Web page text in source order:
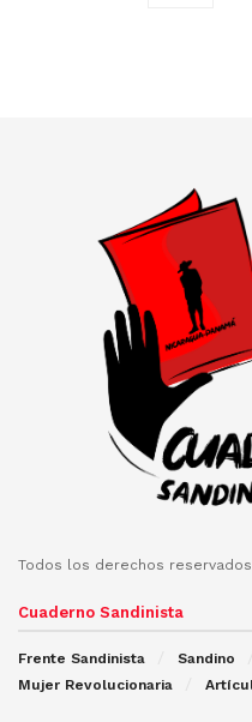
Todos los derechos
Cuaderno Sandinista
Frente Sandinista Sandino
Mujer Revolucionaria